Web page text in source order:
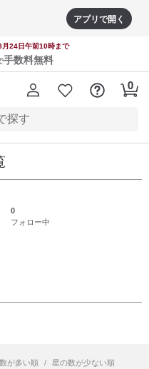
アプリで開く
24日午前10時まで
手数料無料
0
フォロー中
が多い順 / 星の数が少ない順